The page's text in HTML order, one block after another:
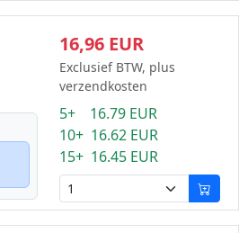
16,96 EUR
Exclusief BTW, plus
verzendkosten
5+ 16.79 EUR
10+ 16.62 EUR
15+ 16.45 EUR